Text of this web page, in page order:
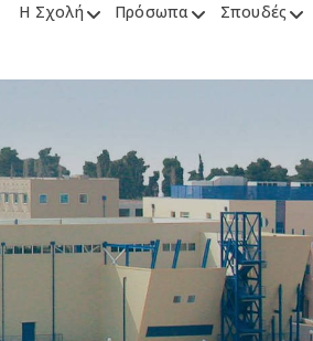
Η Σχολή Πρόσωπα Σπουδές